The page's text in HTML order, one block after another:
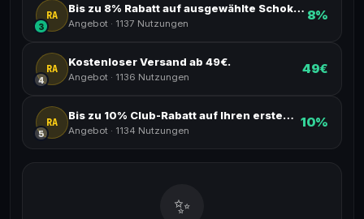
RA
3
Bis zu 8% Rabatt auf ausgewählte Schokoladenkreationen.
Angebot · 1137 Nutzungen
8%
RA
4
Kostenloser Versand ab 49€.
Angebot · 1136 Nutzungen
49€
RA
5
Bis zu 10% Club-Rabatt auf Ihren ersten Einkauf.
Angebot · 1134 Nutzungen
10%
✨